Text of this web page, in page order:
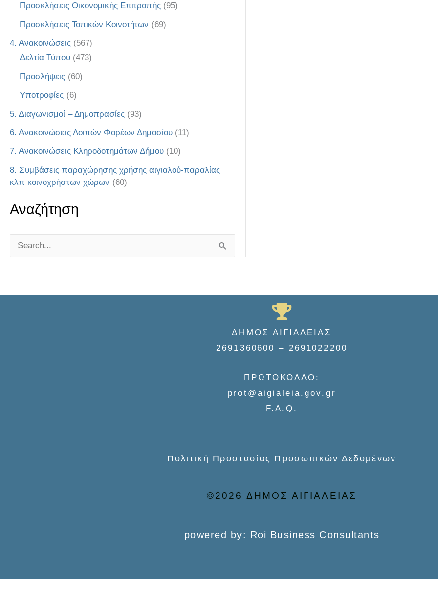
Προσκλήσεις Οικονομικής Επιτροπής (95)
Προσκλήσεις Τοπικών Κοινοτήτων (69)
4. Ανακοινώσεις (567)
Δελτία Τύπου (473)
Προσλήψεις (60)
Υποτροφίες (6)
5. Διαγωνισμοί – Δημοπρασίες (93)
6. Ανακοινώσεις Λοιπών Φορέων Δημοσίου (11)
7. Ανακοινώσεις Κληροδοτημάτων Δήμου (10)
8. Συμβάσεις παραχώρησης χρήσης αιγιαλού-παραλίας
κλπ κοινοχρήστων χώρων (60)
Αναζήτηση
ΔΗΜΟΣ ΑΙΓΙΑΛΕΙΑΣ
2691360600 – 2691022200
ΠΡΩΤΟΚΟΛΛΟ:
prot@aigialeia.gov.gr
F.A.Q.
Πολιτική Προστασίας Προσωπικών Δεδομένων
©2026 ΔΗΜΟΣ ΑΙΓΙΑΛΕΙΑΣ
powered by: Roi Business Consultants